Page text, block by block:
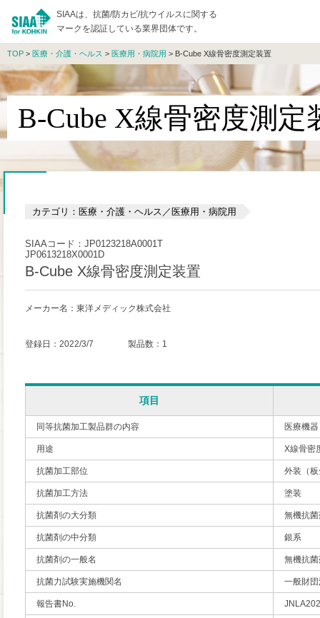
SIAAは、抗菌/防カビ/抗ウイルスに関する
マークを認証している業界団体です。
TOP > 医療・介護・ヘルス > 医療用・病院用 > B-Cube X線骨密度測定装置
B-Cube X線骨密度測定
カテゴリ：医療・介護・ヘルス／医療用・病院用
SIAAコード：JP0123218A0001T
JP0613218X0001D
B-Cube X線骨密度測定装置
メーカー名：東洋メディック株式会社
登録日：2022/3/7 製品数：1
項目
同等抗菌加工製品群の内容 医療機器
用途 X線骨密
抗菌加工部位 外装（
抗菌加工方法 塗装
抗菌剤の大分類 無機抗
抗菌剤の中分類 銀系
抗菌剤の一般名 無機抗
抗菌力試験実施機関名 一般財
報告書No.